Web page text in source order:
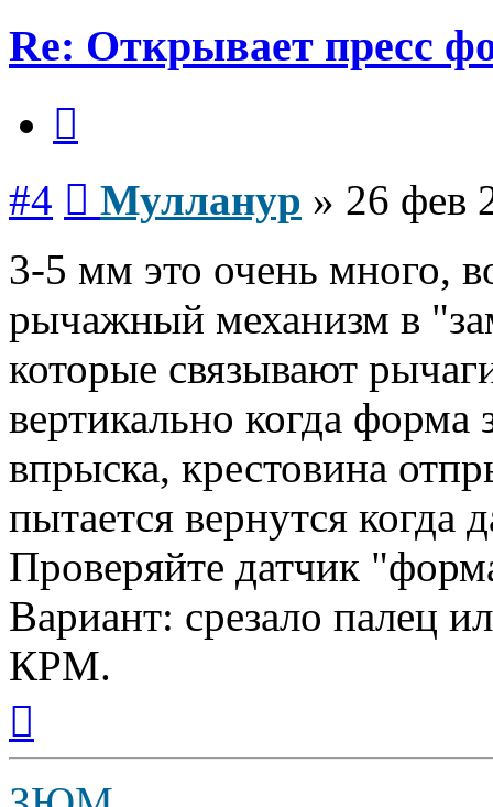
Re: Открывает пресс
#4 Мулланур » 26 фев
3-5 мм это очень много,
рычажный механизм в
которые связывают
вертикально когда
впрыска, крестовина
пытается вернутся когда
Проверяйте датчик
Вариант: срезало палец
КРМ.
началу